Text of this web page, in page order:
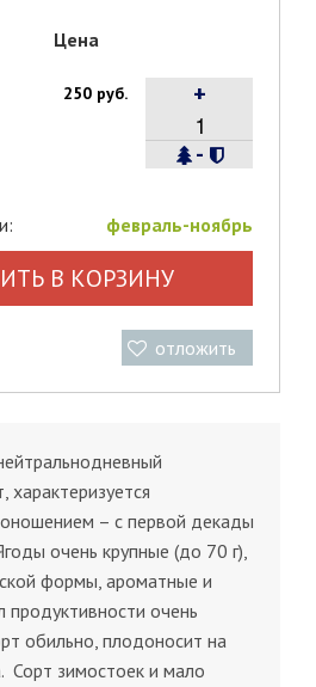
Цена
250 руб.
-
+
февраль-ноябрь
В КОРЗИНУ
отложить
– с первой декады
очень крупные (до 70 г),
формы, ароматные и
продуктивности очень
обильно, плодоносит на
Сорт зимостоек и мало